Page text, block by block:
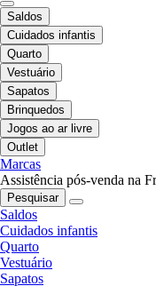
Saldos
Cuidados infantis
Quarto
Vestuário
Sapatos
Brinquedos
Jogos ao ar livre
Outlet
Marcas
Assistência pós-venda na
Pesquisar
Saldos
Cuidados infantis
Quarto
Vestuário
Sapatos